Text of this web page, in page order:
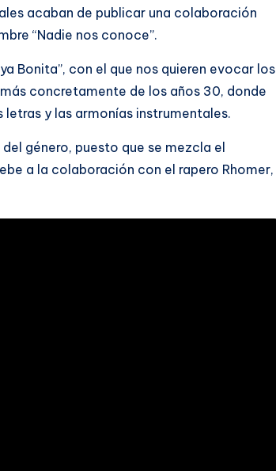
acaban de publicar una colaboración
“Nadie nos conoce”.
Bonita”, con el que nos quieren evocar los
concretamente de los años 30, donde
y las armonías instrumentales.
género, puesto que se mezcla el
a la colaboración con el rapero Rhomer,